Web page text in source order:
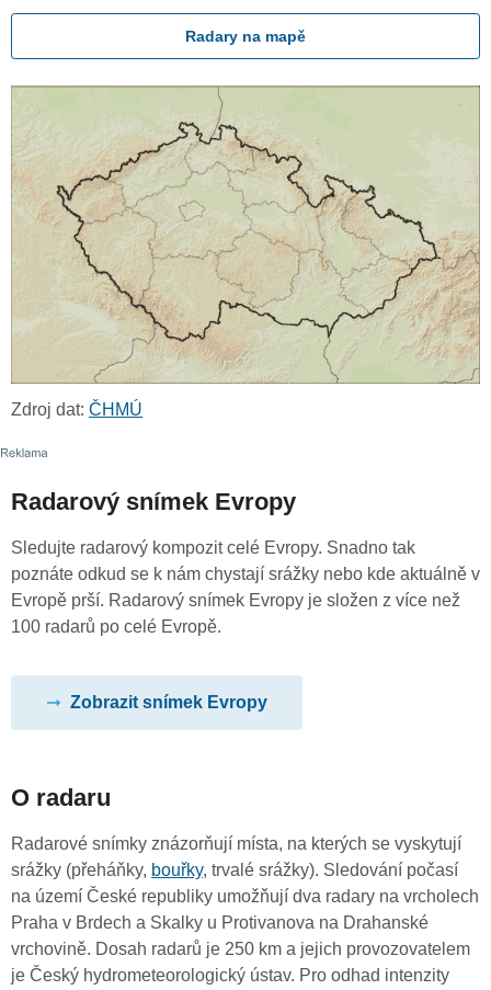
Radary na mapě
Zdroj dat: ČHMÚ
Radarový snímek Evropy
Sledujte radarový kompozit celé Evropy. Snadno tak
poznáte odkud se k nám chystají srážky nebo kde aktuálně v
Evropě prší. Radarový snímek Evropy je složen z více než
100 radarů po celé Evropě.
Zobrazit snímek Evropy
O radaru
Radarové snímky znázorňují místa, na kterých se vyskytují
srážky (přeháňky, bouřky, trvalé srážky). Sledování počasí
na území České republiky umožňují dva radary na vrcholech
Praha v Brdech a Skalky u Protivanova na Drahanské
vrchovině. Dosah radarů je 250 km a jejich provozovatelem
je Český hydrometeorologický ústav. Pro odhad intenzity